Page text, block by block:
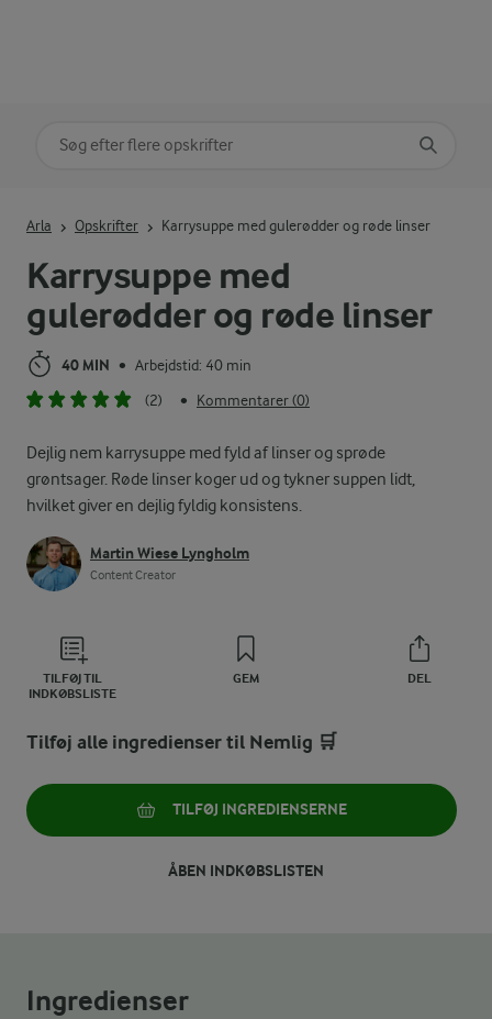
Karrysuppe med
gulerødder og røde linser
40 MIN • Arbejdstid: 40 min
(2)
• Kommentarer (0)
Dejlig nem karrysuppe med fyld af linser og sprøde
grøntsager. Røde linser koger ud og tykner suppen lidt,
hvilket giver en dejlig fyldig konsistens.
Martin Wiese Lyngholm
Content Creator
TILFØJ TIL
INDKØBSLISTE
GEM DEL
Arla Opskrifter Karrysuppe med gulerødder og røde linser
Tilføj alle ingredienser til Nemlig 🛒
TILFØJ INGREDIENSERNE
ÅBEN INDKØBSLISTEN
Ingredienser
Søg på kategori